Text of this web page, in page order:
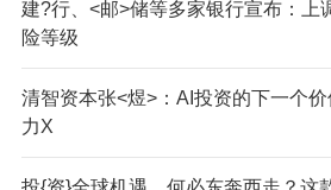
建?行、<邮>储等多家银行宣布：上
险等级
清智资本张<煜>：AI投资的下一个价
力X